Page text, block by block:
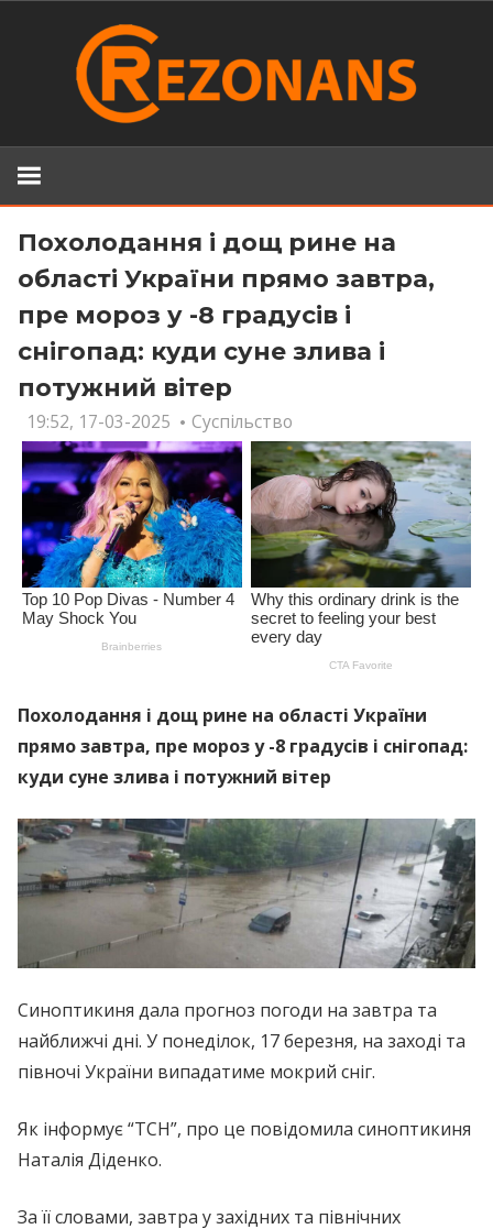
Похолодання і дощ рине на
області України прямо завтра,
пре мороз у -8 градусів і
снігопад: куди суне злива і
потужний вітер
19:52, 17-03-2025 Суспільство
Похолодання і дощ рине на області України
прямо завтра, пре мороз у -8 градусів і снігопад:
куди суне злива і потужний вітер
Синоптикиня дала прогноз погоди на завтра та
найближчі дні. У понеділок, 17 березня, на заході та
півночі України випадатиме мокрий сніг.
Як інформує “ТСН”, про це повідомила синоптикиня
Наталія Діденко.
За її словами, завтра у західних та північних